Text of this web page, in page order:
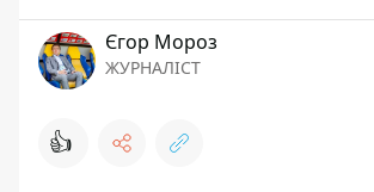
Єгор Мороз
ЖУРНАЛІСТ
👍